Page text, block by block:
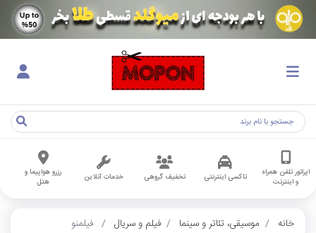
اپراتور تلفن همراه
و اینترنت
تاکسی اینترنتی تخفیف گروهی خدمات آنلاین
رزرو هواپیما و
هتل
خانه موسیقی، تئاتر و سینما فیلم و سریال فیلمنو